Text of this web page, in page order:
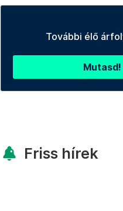
További élő
Mutasd!
Friss hírek